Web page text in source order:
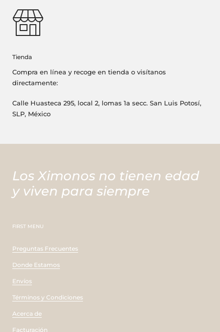
Tienda
Compra en línea y recoge en tienda o visítanos
directamente:
Calle Huasteca 295, local 2, lomas 1a secc. San Luis Potosí,
SLP, México
Los Ximonos no tienen edad
y viven para siempre
FIRST MENU
Preguntas Frecuentes
Donde Estamos
Envíos
Términos y Condiciones
Acerca de
Facturación